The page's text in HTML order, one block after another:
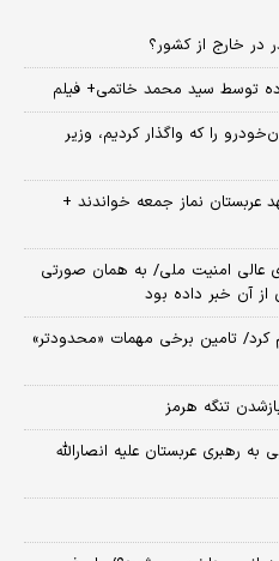
در خارج از کشور؟
زاده توسط سید محمد خاتمی+ فیلم
را که واگذار کردیم، وزیر
عربستان نماز جمعه خواندند +
عالی امنیت ملی/ به همان صورتی
از آن خبر داده بود
کرد/ تامین برخی مهمات «محدودتر»
تنگه هرمز
رهبری عربستان علیه انصارالله